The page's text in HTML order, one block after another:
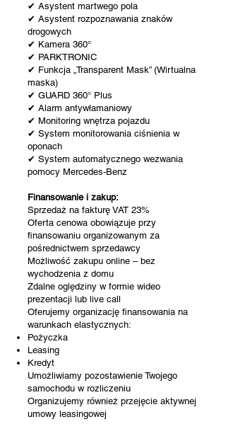
✔ Asystent martwego pola
✔ Asystent rozpoznawania znaków
drogowych
✔ Kamera 360°
✔ PARKTRONIC
✔ Funkcja „Transparent Mask” (Wirtualna
maska)
✔ GUARD 360° Plus
✔ Alarm antywłamaniowy
✔ Monitoring wnętrza pojazdu
✔ System monitorowania ciśnienia w
oponach
✔ System automatycznego wezwania
pomocy Mercedes-Benz
Finansowanie i zakup:
Sprzedaż na fakturę VAT 23%
Oferta cenowa obowiązuje przy
finansowaniu organizowanym za
pośrednictwem sprzedawcy
Możliwość zakupu online – bez
wychodzenia z domu
Zdalne oględziny w formie wideo
prezentacji lub live call
Oferujemy organizację finansowania na
warunkach elastycznych:
Pożyczka
Leasing
Kredyt
Umożliwiamy pozostawienie Twojego
samochodu w rozliczeniu
Organizujemy również przejęcie aktywnej
umowy leasingowej